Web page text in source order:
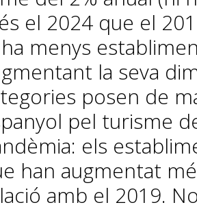
el 2024 que el
menys
la seva
posen de
pel turisme
els
han augmentat
amb el 2019.